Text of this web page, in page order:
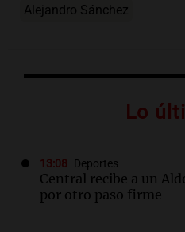
Alejandro Sánchez
Lo
13:08 Deportes
Central recibe a un
por otro paso firme